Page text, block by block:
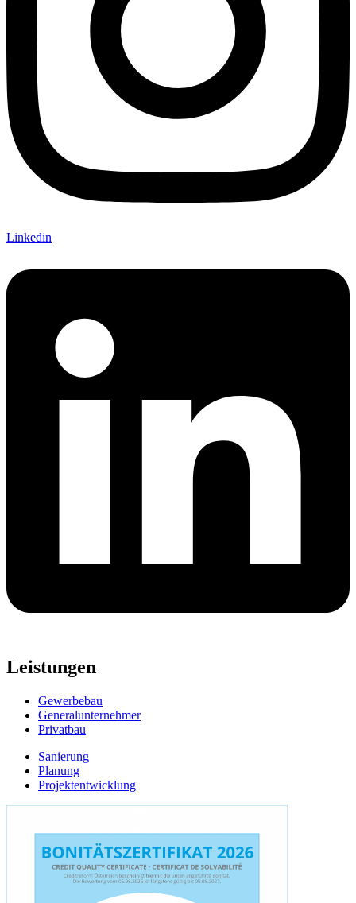
Linkedin
Leistungen
Gewerbebau
Generalunternehmer
Privatbau
Sanierung
Planung
Projektentwicklung